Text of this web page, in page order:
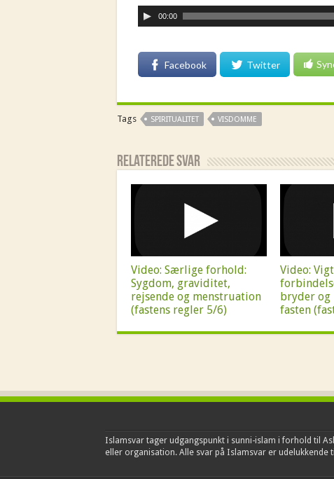
00:00
Facebook Twitter
Tags SPIRITUALITET VISDOMME
Relaterede Svar
Video: Særlige forhold:
Sygdom, graviditet,
rejsende og menstruation
(fastens regler 5/6)
Video:
bryder
fasten
Islamsvar tager udgangspunkt i sunni-islam i forhold til
eller organisation. Alle svar på Islamsvar er